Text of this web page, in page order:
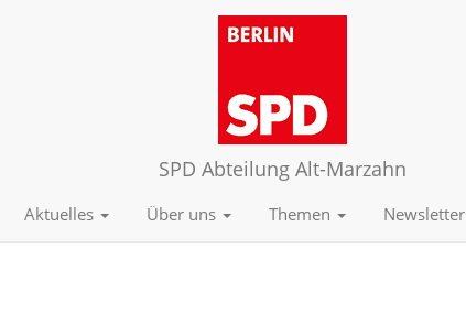
SPD Abteilung Alt-Marzahn
Aktuelles Über uns Themen Newsletter